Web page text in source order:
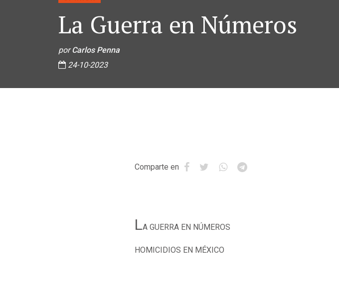
La Guerra en Números
porCarlos Penna
24-10-2023
Comparte en
LA GUERRA EN NÚMEROS
HOMICIDIOS EN MÉXICO